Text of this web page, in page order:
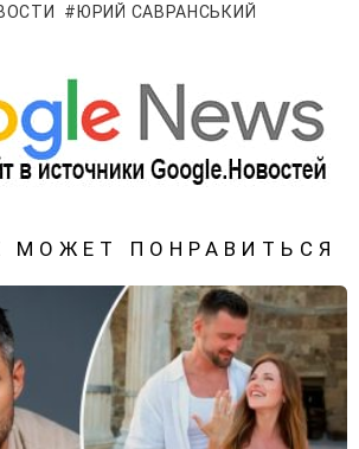
ЮРИЙ САВРАНСЬКИЙ
МОЖЕТ ПОНРАВИТЬСЯ